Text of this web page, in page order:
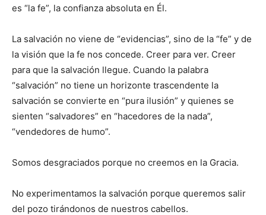
es “la fe”, la confianza absoluta en Él.
La salvación no viene de “evidencias”, sino de la “fe” y de
la visión que la fe nos concede. Creer para ver. Creer
para que la salvación llegue. Cuando la palabra
“salvación” no tiene un horizonte trascendente la
salvación se convierte en “pura ilusión” y quienes se
sienten “salvadores” en “hacedores de la nada”,
“vendedores de humo”.
Somos desgraciados porque no creemos en la Gracia.
No experimentamos la salvación porque queremos salir
del pozo tirándonos de nuestros cabellos.